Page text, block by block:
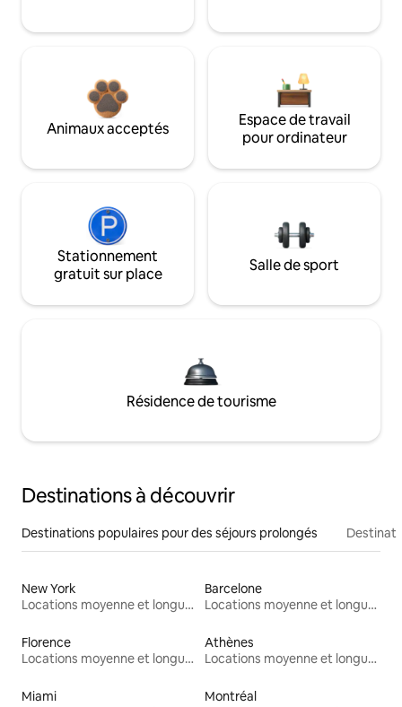
Animaux acceptés
Espace de travail
pour ordinateur
Stationnement
gratuit sur place
Salle de sport
Résidence de tourisme
Destinations à découvrir
Destinations populaires pour des séjours prolongés
New York
Locations moyenne et longue durée
Barcelone
Locations moyenne et longue durée
Florence
Locations moyenne et longue durée
Athènes
Locations moyenne et longue durée
Miami
Montréal